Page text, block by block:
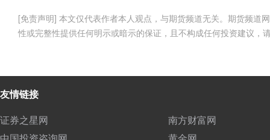
[免责声明] 本文仅代表作者本人观点，与期货频道无关。期货频道
性或完整性提供任何明示或暗示的保证，且不构成任何投资建议，
友情链接
证券之星网
南方财富网